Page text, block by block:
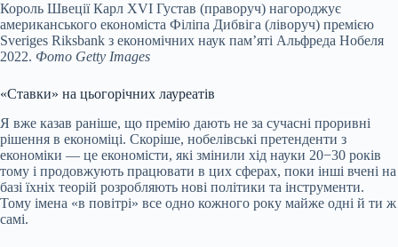
Король Швеції Карл XVI Густав (праворуч) нагороджує
американського економіста Філіпа Дибвіга (ліворуч) премією
Sveriges Riksbank з економічних наук пам’яті Альфреда Нобеля
2022. Фото Getty Images
«Ставки» на цьогорічних лауреатів
Я вже казав раніше, що премію дають не за сучасні проривні
рішення в економіці. Скоріше, нобелівські претенденти з
економіки — це економісти, які змінили хід науки 20−30 років
тому і продовжують працювати в цих сферах, поки інші вчені на
базі їхніх теорій розробляють нові політики та інструменти.
Тому імена «в повітрі» все одно кожного року майже одні й ти ж
самі.